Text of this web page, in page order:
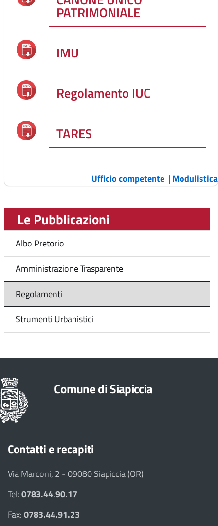
PATRIMONIALE
IMU
Regolamento IUC
TARES
Ufficio competente | Modulistica
Le Pubblicazioni
Albo Pretorio
Amministrazione Trasparente
Regolamenti
Strumenti Urbanistici
Comune di Siapiccia
Contatti e recapiti
Via Marconi, 2 - 09080 Siapiccia (OR)
Tel:0783.44.90.17
Fax:0783.44.91.23